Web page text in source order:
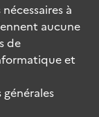
à
aucune
de
et